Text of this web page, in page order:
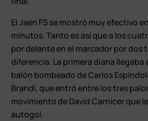
El Jaén FS se mostró muy efectivo
minutos. Tanto es así que a los
por delante en el marcador por dos
diferencia. La primera diana llegaba
balón bombeado de Carlos
Brandi, que entró entre los tres
movimiento de David Carnicer que
autogol.